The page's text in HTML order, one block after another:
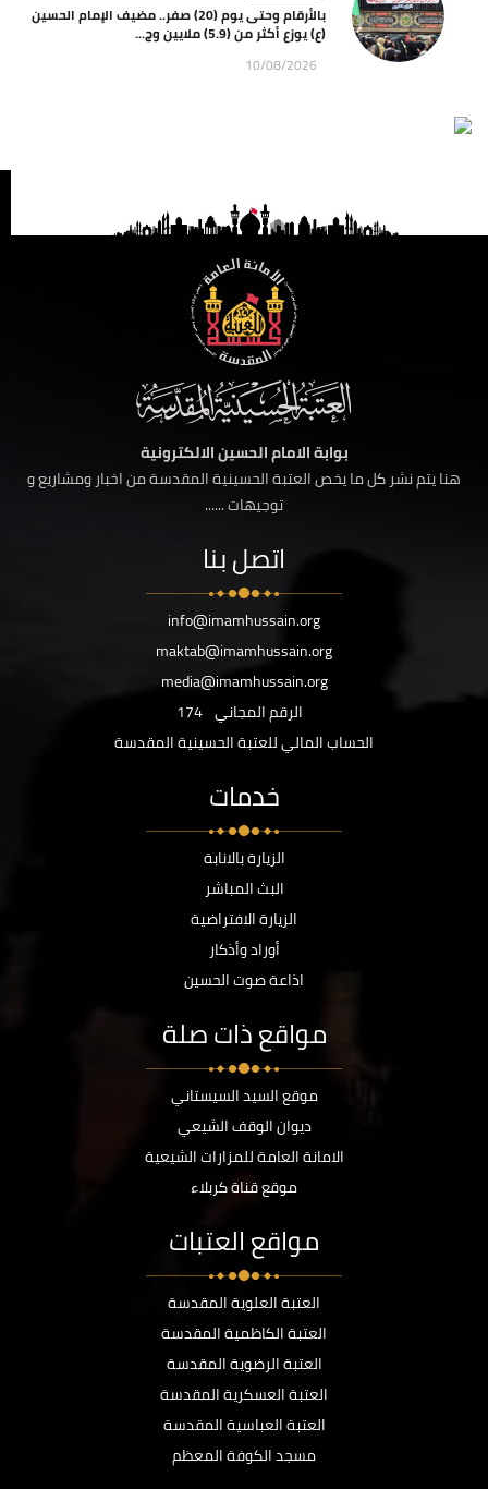
بالأرقام وحتى يوم (20) صفر.. مضيف الإمام الحسين
(ع) يوزع أكثر من (5.9) ملايين وج...
10/08/2026
بوابة الامام الحسين الالكترونية
هنا يتم نشر كل ما يخص العتبة الحسينية المقدسة من اخبار ومشاريع و
توجيهات ......
اتصل بنا
info@imamhussain.org
maktab@imamhussain.org
media@imamhussain.org
الرقم المجاني 174
الحساب المالي للعتبة الحسينية المقدسة
خدمات
الزيارة بالانابة
البث المباشر
الزيارة الافتراضية
أوراد وأذكار
اذاعة صوت الحسين
مواقع ذات صلة
موقع السيد السيستاني
ديوان الوقف الشيعي
الامانة العامة للمزارات الشيعية
موقع قناة كربلاء
مواقع العتبات
العتبة العلوية المقدسة
العتبة الكاظمية المقدسة
العتبة الرضوية المقدسة
العتبة العسكرية المقدسة
العتبة العباسية المقدسة
مسجد الكوفة المعظم